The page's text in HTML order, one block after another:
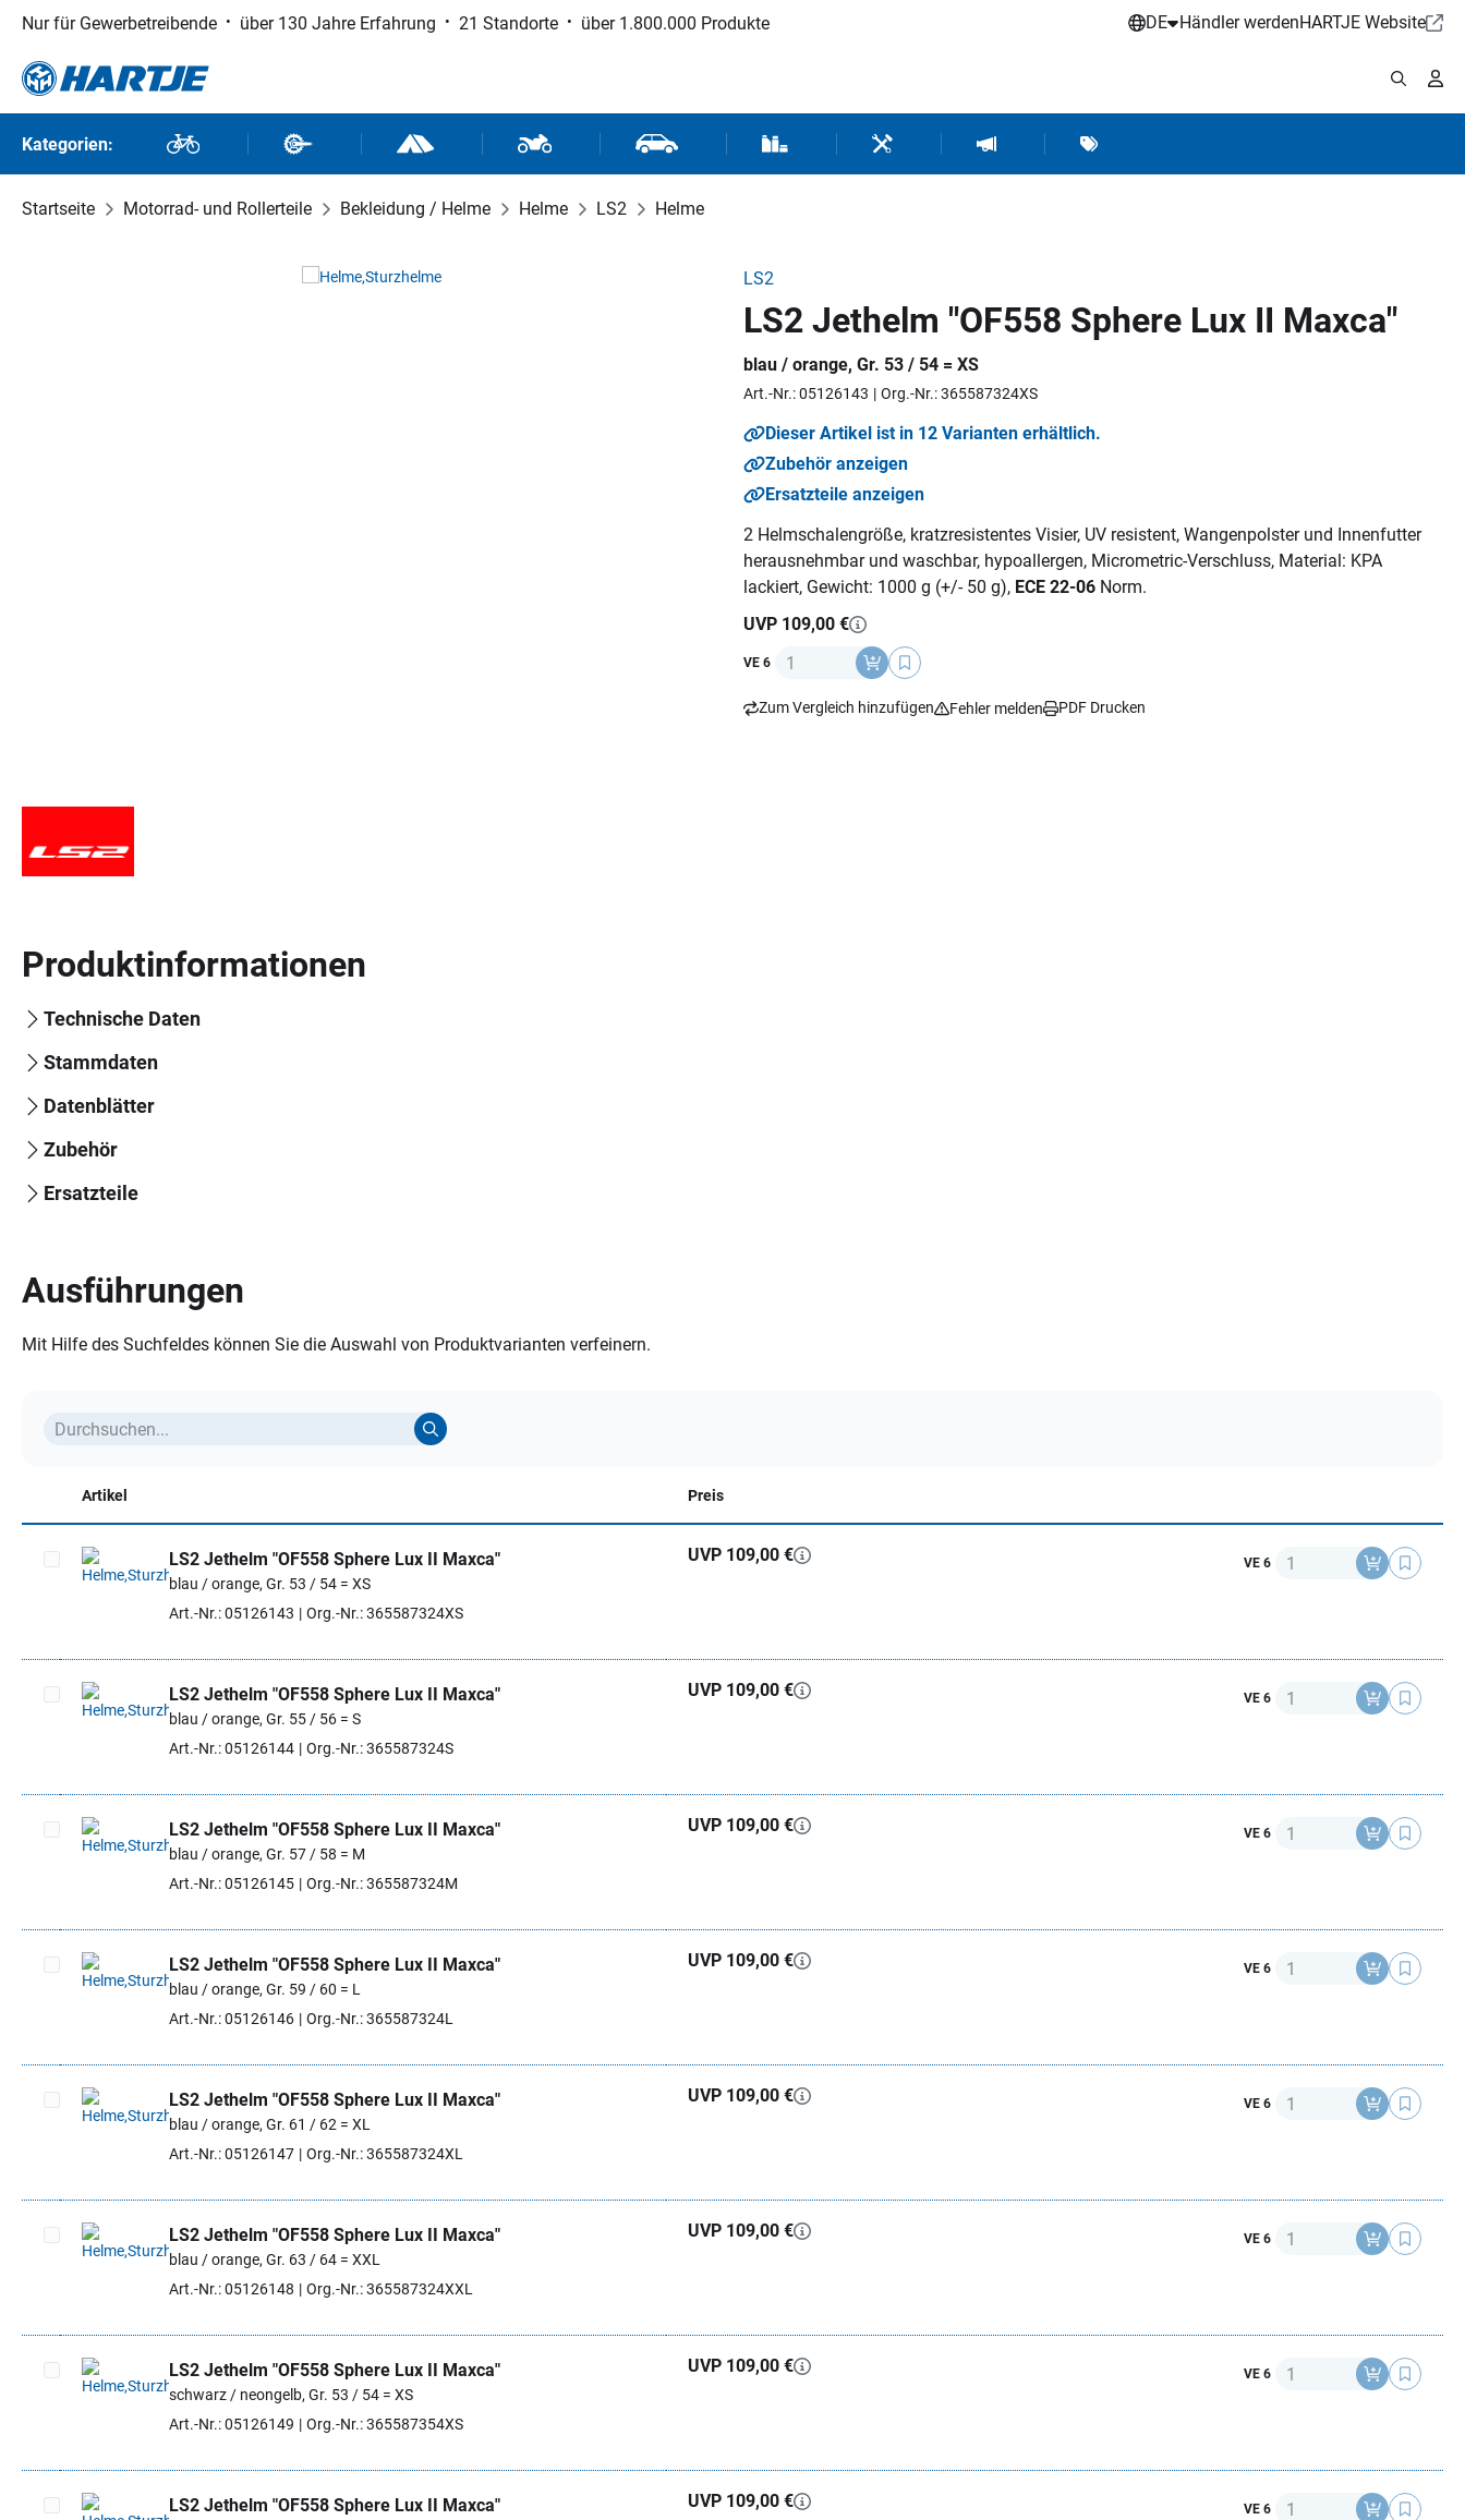
Hauptinhalt springen
Zur Suche springen
Zur Hauptnavigation springen
Nur für Gewerbetreibende über 130 Jahre Erfahrung 21 Standorte über 1.800.000 Produkte DE Händler werdenHARTJE Website
Kategorien: Fahrräder Fahrradteile Outdoor und SportMotorrad- und RollerteileFahrzeugteile und ZubehörVerbrauchsmaterial / Werkstattbedarf
Werkzeuge / Werkstattausrüstung
Hartje MarketingMarken
Startseite Motorrad- und Rollerteile Bekleidung / Helme Helme LS2 Helme
LS2
LS2 Jethelm "OF558 Sphere Lux II Maxca"
blau / orange, Gr. 53 / 54 = XS
Art.-Nr.: 05126143 Org.-Nr.: 365587324XS
Dieser Artikel ist in 12 Varianten erhältlich.
Zubehör anzeigen
Ersatzteile anzeigen
2 Helmschalengröße, kratzresistentes Visier, UV resistent, Wangenpolster und Innenfutter
herausnehmbar und waschbar, hypoallergen, Micrometric-Verschluss, Material: KPA
lackiert, Gewicht: 1000 g (+/- 50 g), ECE 22-06 Norm.
UVP 109,00 €
VE 6 Anzahl
Zum Vergleich hinzufügen Fehler melden PDF Drucken
Produktinformationen
Technische Daten
Stammdaten
Datenblätter
Zubehör
Ersatzteile
Ausführungen
Mit Hilfe des Suchfeldes können Sie die Auswahl von Produktvarianten verfeinern.
Artikel Preis
Artikel auswählen
LS2 Jethelm "OF558 Sphere Lux II Maxca"
blau / orange, Gr. 53 / 54 = XS
Art.-Nr.: 05126143
Org.-Nr.: 365587324XS
UVP 109,00 € VE 6 Anzahl
Artikel auswählen
LS2 Jethelm "OF558 Sphere Lux II Maxca"
blau / orange, Gr. 55 / 56 = S
Art.-Nr.: 05126144
Org.-Nr.: 365587324S
UVP 109,00 € VE 6 Anzahl
Artikel auswählen
LS2 Jethelm "OF558 Sphere Lux II Maxca"
blau / orange, Gr. 57 / 58 = M
Art.-Nr.: 05126145
Org.-Nr.: 365587324M
UVP 109,00 € VE 6 Anzahl
Artikel auswählen
LS2 Jethelm "OF558 Sphere Lux II Maxca"
blau / orange, Gr. 59 / 60 = L
Art.-Nr.: 05126146
Org.-Nr.: 365587324L
UVP 109,00 € VE 6 Anzahl
Artikel auswählen
LS2 Jethelm "OF558 Sphere Lux II Maxca"
blau / orange, Gr. 61 / 62 = XL
Art.-Nr.: 05126147
Org.-Nr.: 365587324XL
UVP 109,00 € VE 6 Anzahl
Artikel auswählen
LS2 Jethelm "OF558 Sphere Lux II Maxca"
blau / orange, Gr. 63 / 64 = XXL
Art.-Nr.: 05126148
Org.-Nr.: 365587324XXL
UVP 109,00 € VE 6 Anzahl
Artikel auswählen
LS2 Jethelm "OF558 Sphere Lux II Maxca"
schwarz / neongelb, Gr. 53 / 54 = XS
Art.-Nr.: 05126149
Org.-Nr.: 365587354XS
UVP 109,00 € VE 6 Anzahl
LS2 Jethelm "OF558 Sphere Lux II Maxca" UVP 109,00 € VE 6 Anzahl